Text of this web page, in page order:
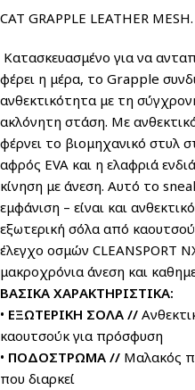
CAT GRAPPLE LEATHER
Κατασκευασμένο για να
φέρει η μέρα, το Grapple
ανθεκτικότητα με τη
ακλόνητη στάση. Με
φέρνει το βιομηχανικό στυλ
αφρός EVA και η ελαφριά
κίνηση με άνεση. Αυτό το
εμφάνιση – είναι και
εξωτερική σόλα από
έλεγχο οσμών CLEANSPORT
μακροχρόνια άνεση και
ΒΑΣΙΚΑ ΧΑΡΑΚΤΗΡΙΣΤΙΚΑ:
• ΕΞΩΤΕΡΙΚΗ ΣΟΛΑ //
καουτσούκ για πρόσφυση
• ΠΟΔΟΣΤΡΩΜΑ // Μαλακός
που διαρκεί